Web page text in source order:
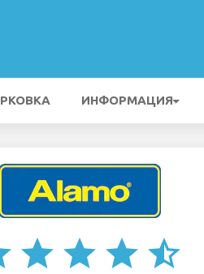
ИНФОРМАЦИЯ
star star star star_half